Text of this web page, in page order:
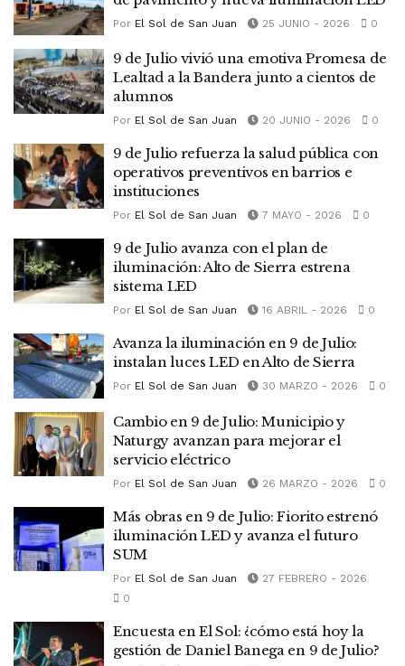
Por El Sol de San Juan 25 JUNIO - 2026 0
9 de Julio vivió una emotiva Promesa de
Lealtad a la Bandera junto a cientos de
alumnos
Por El Sol de San Juan 20 JUNIO - 2026 0
9 de Julio refuerza la salud pública con
operativos preventivos en barrios e
instituciones
Por El Sol de San Juan 7 MAYO - 2026 0
9 de Julio avanza con el plan de
iluminación: Alto de Sierra estrena
sistema LED
Por El Sol de San Juan 16 ABRIL - 2026 0
Avanza la iluminación en 9 de Julio:
instalan luces LED en Alto de Sierra
Por El Sol de San Juan 30 MARZO - 2026 0
Cambio en 9 de Julio: Municipio y
Naturgy avanzan para mejorar el
servicio eléctrico
Por El Sol de San Juan 26 MARZO - 2026 0
Más obras en 9 de Julio: Fiorito estrenó
iluminación LED y avanza el futuro
SUM
Por El Sol de San Juan
27 FEBRERO - 2026
0
Encuesta en El Sol: ¿cómo está hoy la
gestión de Daniel Banega en 9 de Julio?